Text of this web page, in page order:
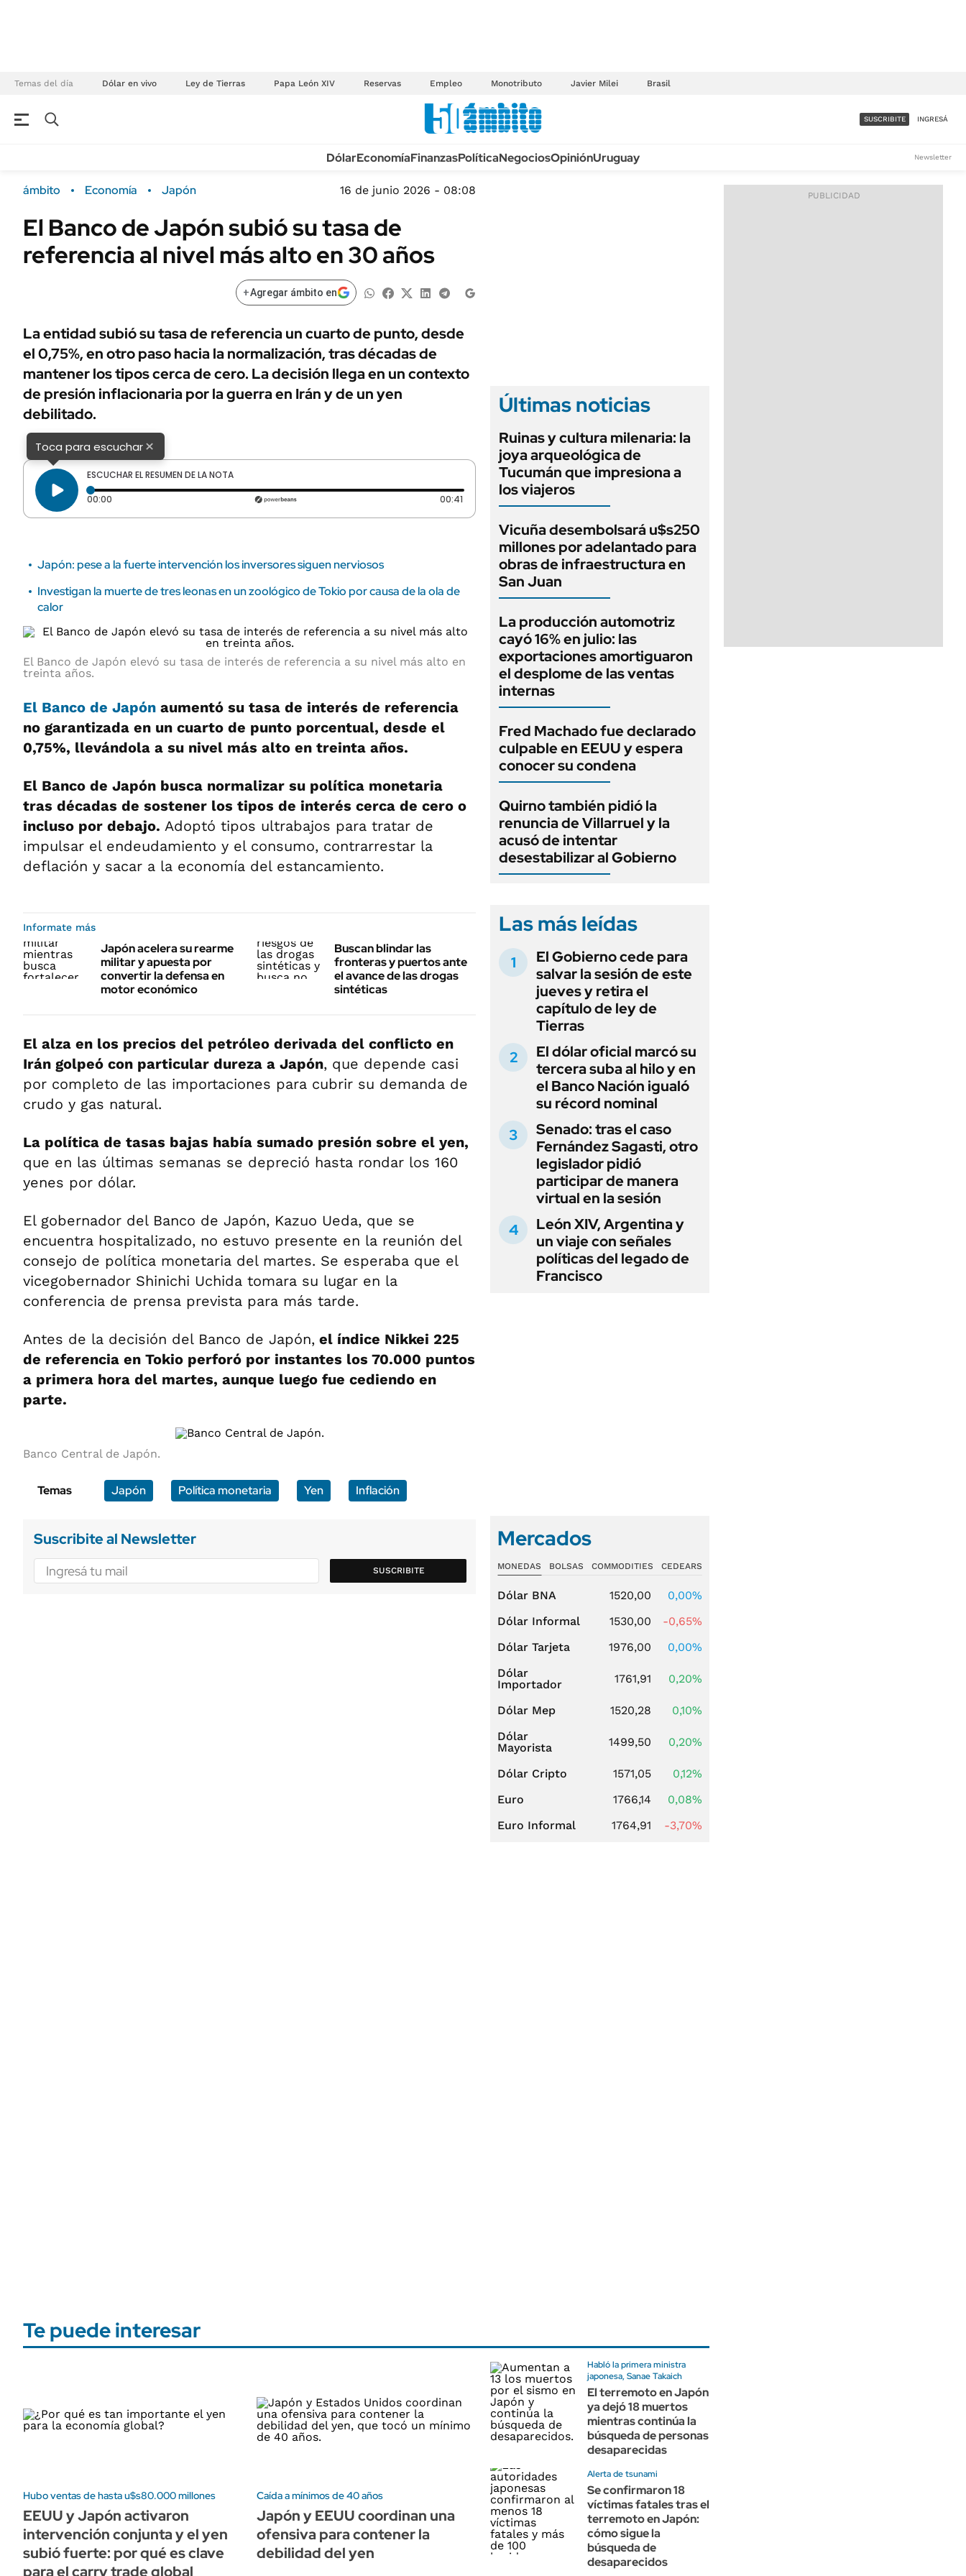
Temas del día Dólar en vivo Ley de Tierras Papa León XIV Reservas Empleo Monotributo Javier Milei Brasil
Campo
FINANZAS
ÁMBITO DEBATE
MEDIAKIT AMBITO DEBATE
Sustentabilidad
Seguros
POLÍTICA
URUGUAY
TECNOLOGÍA
MÉXICO
MUNDO
INFORMACIÓN GENERAL
LIFESTYLE
AUTOS
ACCESO FULL - $1.800/MES
SUSCRIBITE INGRESÁ
DólarEconomíaFinanzasPolíticaNegociosOpiniónUruguay Newsletter
ámbito Economía Japón 16 de junio 2026 - 08:08
El Banco de Japón subió su tasa de
referencia al nivel más alto en 30 años
+Agregar ámbito en
La entidad subió su tasa de referencia un cuarto de punto, desde
el 0,75%, en otro paso hacia la normalización, tras décadas de
mantener los tipos cerca de cero. La decisión llega en un contexto
de presión inflacionaria por la guerra en Irán y de un yen
debilitado.
Toca para escuchar×
ESCUCHAR EL RESUMEN DE LA NOTA
00:00 Tiempo transcurrido: 0 segundos 00:41 Duración: 41 segundos
Japón: pese a la fuerte intervención los inversores siguen nerviosos
Investigan la muerte de tres leonas en un zoológico de Tokio por causa de la ola de
calor
El Banco de Japón elevó su tasa de interés de referencia a su nivel más alto en
treinta años.
El Banco de Japón aumentó su tasa de interés de referencia
no garantizada en un cuarto de punto porcentual, desde el
0,75%, llevándola a su nivel más alto en treinta años.
El Banco de Japón busca normalizar su política monetaria
tras décadas de sostener los tipos de interés cerca de cero o
incluso por debajo. Adoptó tipos ultrabajos para tratar de
impulsar el endeudamiento y el consumo, contrarrestar la
deflación y sacar a la economía del estancamiento.
Informate más
Japón acelera su rearme
militar y apuesta por
convertir la defensa en
motor económico
Buscan blindar las
fronteras y puertos ante
el avance de las drogas
sintéticas
El alza en los precios del petróleo derivada del conflicto en
Irán golpeó con particular dureza a Japón, que depende casi
por completo de las importaciones para cubrir su demanda de
crudo y gas natural.
La política de tasas bajas había sumado presión sobre el yen,
que en las últimas semanas se depreció hasta rondar los 160
yenes por dólar.
El gobernador del Banco de Japón, Kazuo Ueda, que se
encuentra hospitalizado, no estuvo presente en la reunión del
consejo de política monetaria del martes. Se esperaba que el
vicegobernador Shinichi Uchida tomara su lugar en la
conferencia de prensa prevista para más tarde.
Antes de la decisión del Banco de Japón, el índice Nikkei 225
de referencia en Tokio perforó por instantes los 70.000 puntos
a primera hora del martes, aunque luego fue cediendo en
parte.
Banco Central de Japón.
Temas Japón Política monetaria Yen Inflación
Suscribite al Newsletter
SUSCRIBITE
Últimas noticias
Ruinas y cultura milenaria: la
joya arqueológica de
Tucumán que impresiona a
los viajeros
Vicuña desembolsará u$s250
millones por adelantado para
obras de infraestructura en
San Juan
La producción automotriz
cayó 16% en julio: las
exportaciones amortiguaron
el desplome de las ventas
internas
Fred Machado fue declarado
culpable en EEUU y espera
conocer su condena
Quirno también pidió la
renuncia de Villarruel y la
acusó de intentar
desestabilizar al Gobierno
Las más leídas
El Gobierno cede para
salvar la sesión de este
jueves y retira el
capítulo de ley de
Tierras
El dólar oficial marcó su
tercera suba al hilo y en
el Banco Nación igualó
su récord nominal
Senado: tras el caso
Fernández Sagasti, otro
legislador pidió
participar de manera
virtual en la sesión
León XIV, Argentina y
un viaje con señales
políticas del legado de
Francisco
Mercados
MONEDAS BOLSAS COMMODITIES CEDEARS
Dólar BNA 1520,00
0,00%
Dólar Informal
1530,00
-0,65%
Dólar Tarjeta
1976,00
0,00%
Dólar
Importador
1761,91 0,20%
Dólar Mep 1520,28
0,10%
Dólar
Mayorista
1499,50 0,20%
Dólar Cripto 1571,05
0,12%
Euro
1766,14
0,08%
Euro Informal
1764,91 -3,70%
Te puede interesar
Hubo ventas de hasta u$s80.000 millones
EEUU y Japón activaron
intervención conjunta y el yen
subió fuerte: por qué es clave
para el carry trade global
Caída a mínimos de 40 años
Japón y EEUU coordinan una
ofensiva para contener la
debilidad del yen
Habló la primera ministra
japonesa, Sanae Takaich
El terremoto en Japón
ya dejó 18 muertos
mientras continúa la
búsqueda de personas
desaparecidas
Alerta de tsunami
Se confirmaron 18
víctimas fatales tras el
terremoto en Japón:
cómo sigue la
búsqueda de
desaparecidos